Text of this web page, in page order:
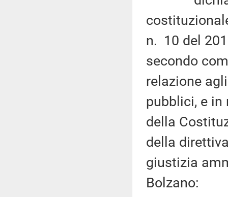
n. 10 del
secondo
relazione
pubblici, e
della
della
giustizia
Bolzano: